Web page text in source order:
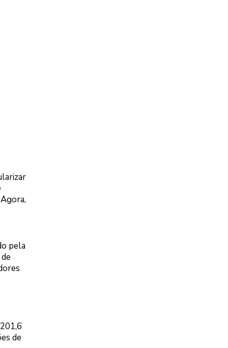
pela
de